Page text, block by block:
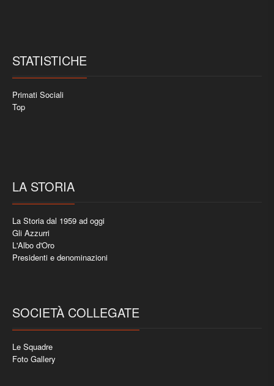
STATISTICHE
Primati Sociali
Top
LA STORIA
La Storia dal 1959 ad oggi
Gli Azzurri
L'Albo d'Oro
Presidenti e denominazioni
SOCIETÀ COLLEGATE
Le Squadre
Foto Gallery